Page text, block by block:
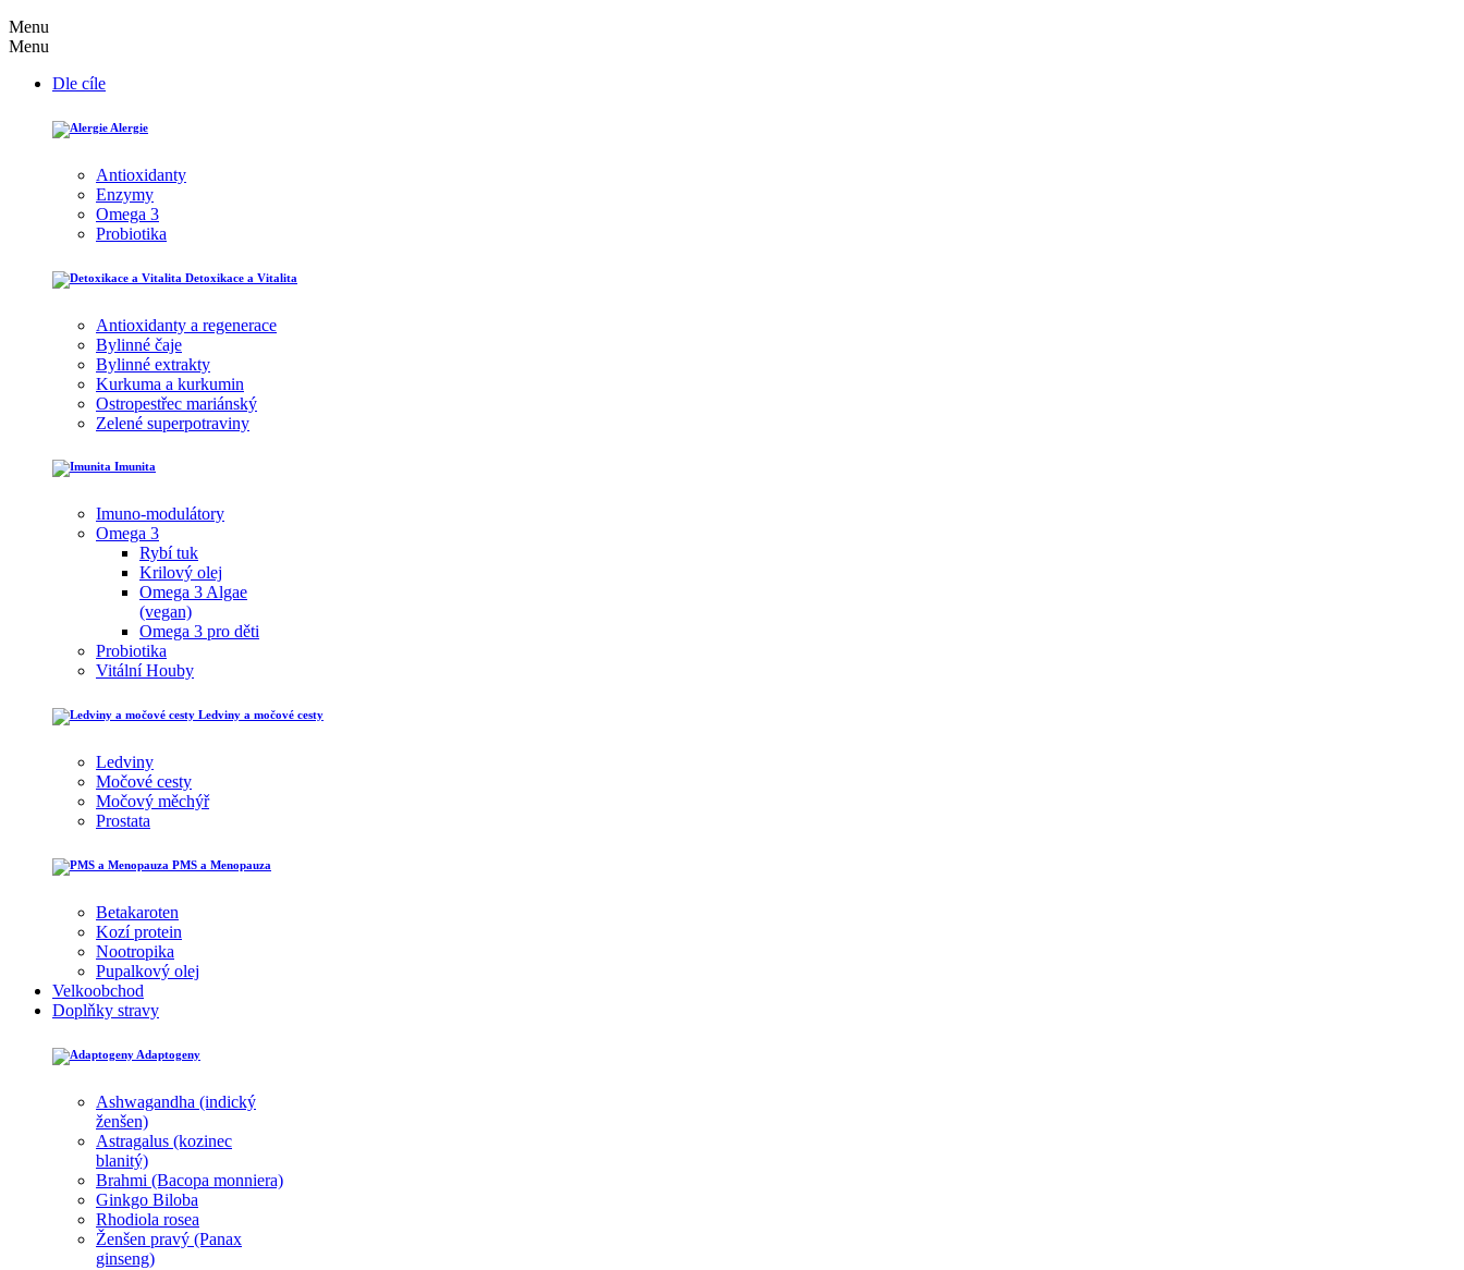
Menu
Menu
Dle cíle
Alergie
Antioxidanty
Enzymy
Omega 3
Probiotika
Detoxikace a Vitalita
Antioxidanty a regenerace
Bylinné čaje
Bylinné extrakty
Kurkuma a kurkumin
Ostropestřec mariánský
Zelené superpotraviny
Imunita
Imuno-modulátory
Omega 3
Rybí tuk
Krilový olej
Omega 3 Algae
(vegan)
Omega 3 pro děti
Probiotika
Vitální Houby
Ledviny a močové cesty
Ledviny
Močové cesty
Močový měchýř
Prostata
PMS a Menopauza
Betakaroten
Kozí protein
Nootropika
Pupalkový olej
Velkoobchod
Doplňky stravy
Adaptogeny
Ashwagandha (indický
ženšen)
Astragalus (kozinec
blanitý)
Brahmi (Bacopa monniera)
Ginkgo Biloba
Rhodiola rosea
Ženšen pravý (Panax
ginseng)